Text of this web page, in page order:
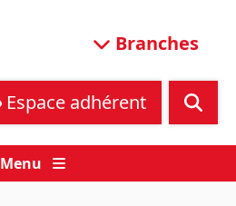
Branches
Espace adhérent
Menu